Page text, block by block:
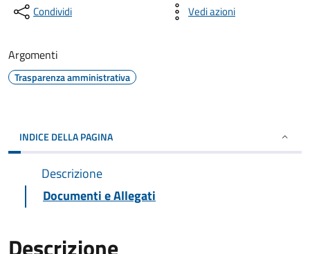
Condividi Vedi azioni
Argomenti
Trasparenza amministrativa
INDICE DELLA PAGINA
Descrizione
Documenti e Allegati